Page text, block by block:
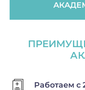
Работаем с